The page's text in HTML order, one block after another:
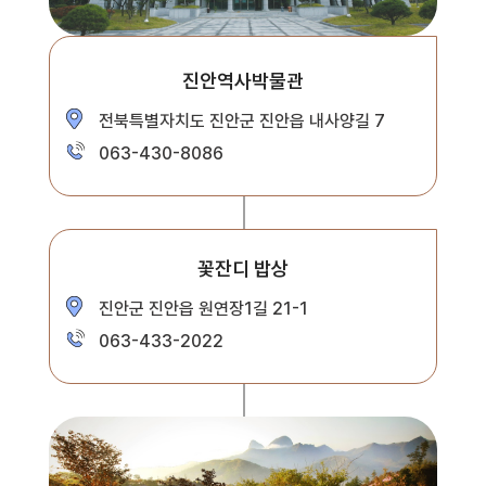
진안역사박물관
전북특별자치도 진안군 진안읍 내사양길 7
063-430-8086
꽃잔디 밥상
진안군 진안읍 원연장1길 21-1
063-433-2022